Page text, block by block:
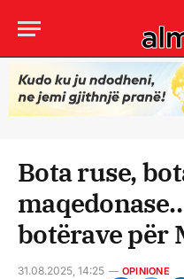
Bota ruse,
botërave për
31.08.2025, 14:25 OPINIONE